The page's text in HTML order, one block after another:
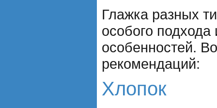
Глажка разных
особого подхода
особенностей.
рекомендаций:
Хлопок